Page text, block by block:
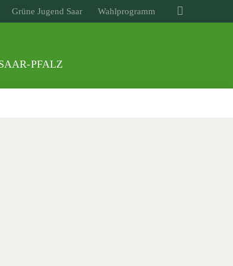
Grüne Jugend Saar Wahlprogramm
PFALZ